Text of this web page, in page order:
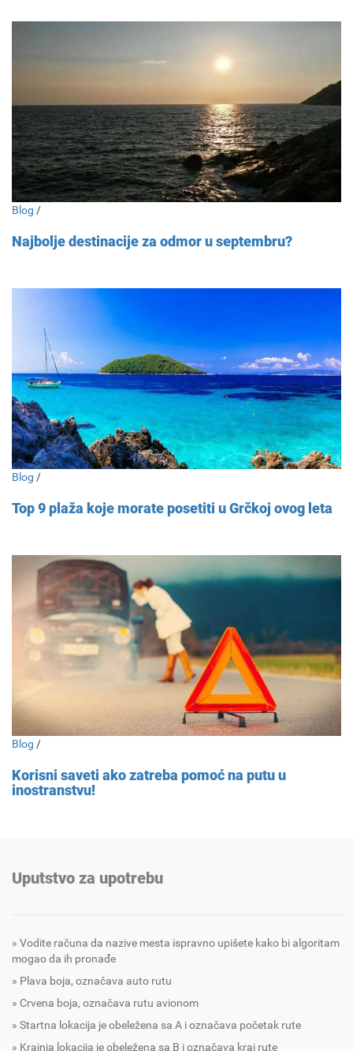
Blog /
Najbolje destinacije za odmor u septembru?
Blog /
Top 9 plaža koje morate posetiti u Grčkoj ovog leta
Blog /
Korisni saveti ako zatreba pomoć na putu u
inostranstvu!
Uputstvo za upotrebu
Vodite računa da nazive mesta ispravno upišete kako bi algoritam
mogao da ih pronađe
Plava boja, označava auto rutu
Crvena boja, označava rutu avionom
Startna lokacija je obeležena sa A i označava početak rute
Krajnja lokacija je obeležena sa B i označava kraj rute